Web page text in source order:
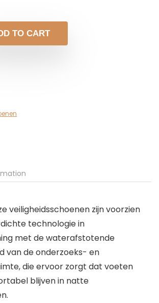
TO CART
veiligheidsschoenen zijn voorzien
technologie in
met de waterafstotende
van de onderzoeks- en
die ervoor zorgt dat voeten
blijven in natte